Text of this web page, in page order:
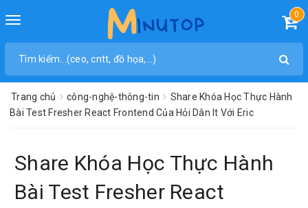
Toggle
0
Trang chủ công-nghệ-thông-tin
Share Khóa Học Thực Hành
Bài Test Fresher React Frontend Của Hỏi Dân It Với Eric
Share Khóa Học Thực Hành
Bài Test Fresher React